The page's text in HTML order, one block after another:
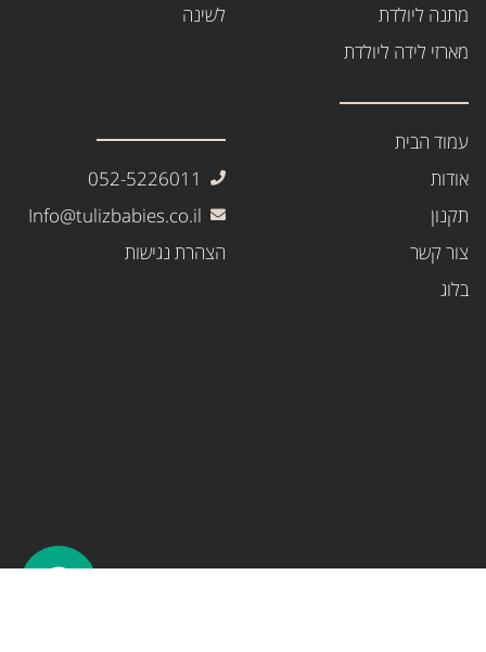
מתנה ליולדת
מארזי לידה ליולדת
לשינה
עמוד הבית
אודות
תקנון
צור קשר
בלוג
052-5226011
Info@tulizbabies.co.il
הצהרת נגישות